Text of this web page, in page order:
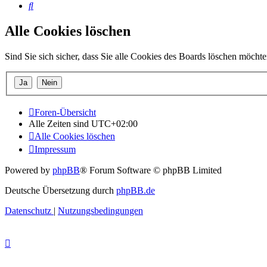
Suche
Alle Cookies löschen
Sind Sie sich sicher, dass Sie alle Cookies des Boards löschen
Foren-Übersicht
Alle Zeiten sind UTC+02:00
Alle Cookies löschen
Impressum
Powered by phpBB® Forum Software © phpBB Limited
Deutsche Übersetzung durch phpBB.de
Datenschutz | Nutzungsbedingungen